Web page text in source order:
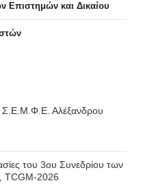
Επιστημών και Δικαίου
Σ.Ε.Μ.Φ.Ε. Αλέξανδρου
του 3ου Συνεδρίου των
TCGM-2026